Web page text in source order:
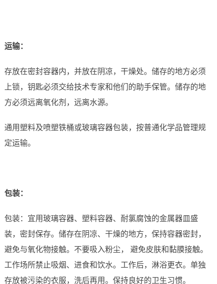
运输：
存放在密封容器内，并放在阴凉，干燥处。储存的地方必须
上锁，钥匙必须交给技术专家和他们的助手保管。储存的地
方必须远离氧化剂，远离水源。
通用塑料及喷塑铁桶或玻璃容器包装，按普通化学品管理规
定运输。
包装：
包装：宜用玻璃容器、塑料容器、耐氯腐蚀的金属器皿盛
装，密封保存。储存在阴凉、干燥的地方，保持容器密封，
避免与氧化物接触。不要吸入粉尘， 避免皮肤和黏膜接触。
工作场所禁止吸烟、进食和饮水。工作后，淋浴更衣。单独
存放被污染的衣服，洗后再用。保持良好的卫生习惯。